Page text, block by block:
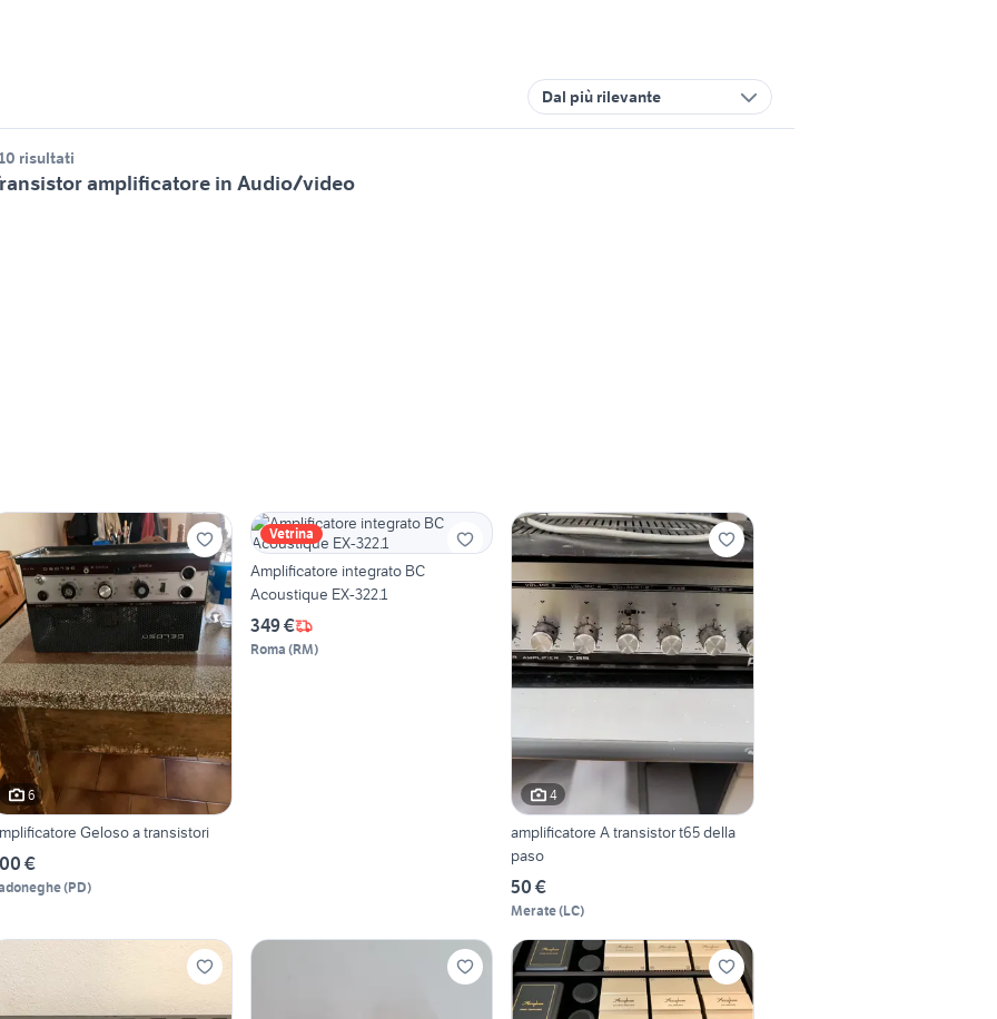
Dal più rilevante
risultati
amplificatore in Audio/video
6
Geloso a transistori
€
(PD)
Vetrina
Amplificatore integrato BC
Acoustique EX-322.1
349 €
Roma (RM)
4
amplificatore A transistor t65 della
paso
50 €
Merate(LC)